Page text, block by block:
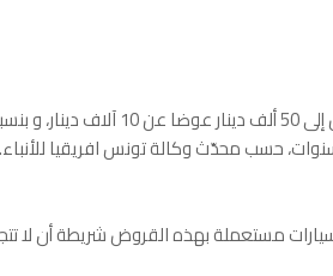
مستعملة بهذه القروض شريطة أن لا